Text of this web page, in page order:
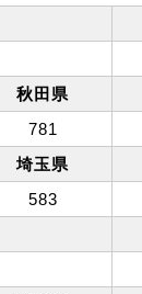
秋田県
781
埼玉県
583